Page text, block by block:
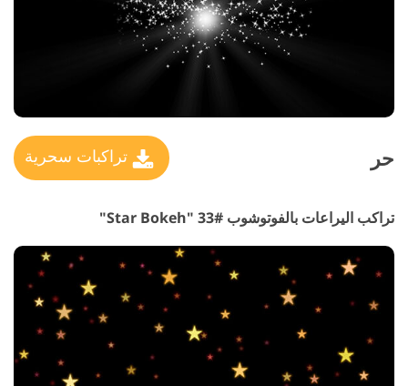
حر تراكبات سحرية
تراكب اليراعات بالفوتوشوب #33 "Star Bokeh"